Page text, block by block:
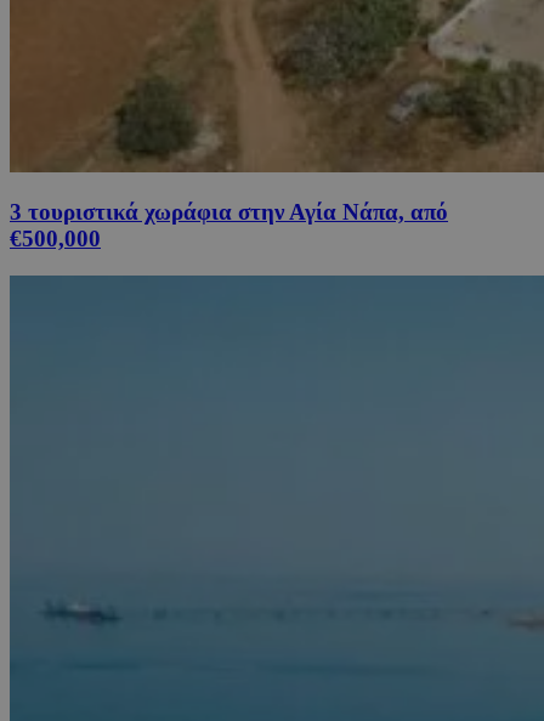
3 τουριστικά χωράφια στην Αγία Νάπα, από
€500,000